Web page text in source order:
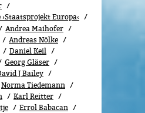
Europa‹
Andrea Maihofer
Andreas Nölke
Daniel Keil
Georg Gläser
J Bailey
Norma Tiedemann
Karl Reitter
Errol Babacan